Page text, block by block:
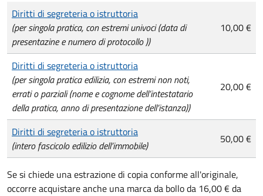
Tipo di pagamento
Importo
Diritti di segreteria o istruttoria
(per singola pratica, con estremi univoci (data di
presentazine e numero di protocollo ))
10,00 €
Diritti di segreteria o istruttoria
(per singola pratica edilizia, con estremi non noti,
errati o parziali (nome e cognome dell’intestatario
della pratica, anno di presentazione dell’istanza))
20,00 €
Diritti di segreteria o istruttoria
(intero fascicolo edilizio dell’immobile)
50,00 €
Se si chiede una estrazione di copia conforme all'originale,
occorre acquistare anche una marca da bollo da 16,00 € da